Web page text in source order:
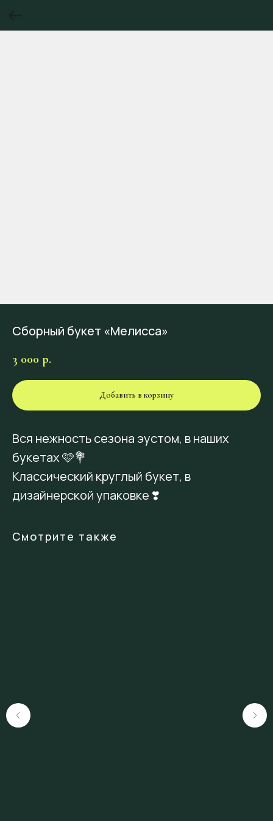
Сборный букет «Мелисса»
3 000 р.
Добавить в корзину
Вся нежность сезона эустом, в наших
букетах 🩷💐
Классический круглый букет, в
дизайнерской упаковке ❣️
Смотрите также